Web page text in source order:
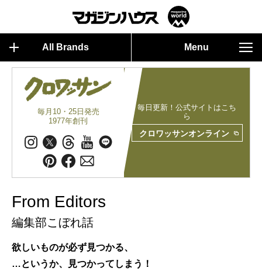
All Brands Menu
毎月10・25日発売
1977年創刊
毎日更新！公式サイトはこち
ら
クロワッサンオンライン
From Editors
編集部こぼれ話
欲しいものが必ず見つかる、
…というか、見つかってしまう！